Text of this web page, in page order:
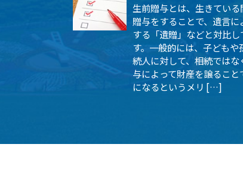
生前贈与とは、生きている
贈与をすることで、遺言に
する「遺贈」などと対比し
す。一般的には、子どもや
続人に対して、相続ではな
与によって財産を譲ること
になるというメリ […]